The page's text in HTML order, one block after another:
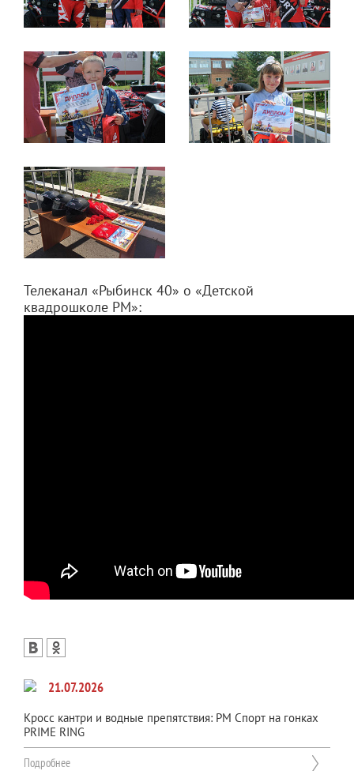
Телеканал «Рыбинск 40» о «Детской
квадрошколе РМ»:
21.07.2026
Кросс кантри и водные препятствия: РМ Спорт на гонках
PRIME RING
Подробнее